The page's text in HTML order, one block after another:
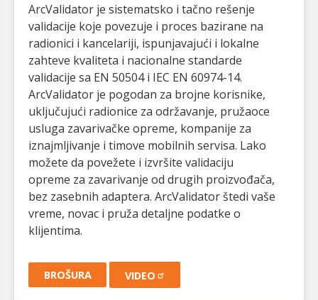
ArcValidator je sistematsko i tačno rešenje
validacije koje povezuje i proces bazirane na
radionici i kancelariji, ispunjavajući i lokalne
zahteve kvaliteta i nacionalne standarde
validacije sa EN 50504 i IEC EN 60974-14.
ArcValidator je pogodan za brojne korisnike,
uključujući radionice za održavanje, pružaoce
usluga zavarivačke opreme, kompanije za
iznajmljivanje i timove mobilnih servisa. Lako
možete da povežete i izvršite validaciju
opreme za zavarivanje od drugih proizvođača,
bez zasebnih adaptera. ArcValidator štedi vaše
vreme, novac i pruža detaljne podatke o
klijentima.
BROŠURA VIDEO